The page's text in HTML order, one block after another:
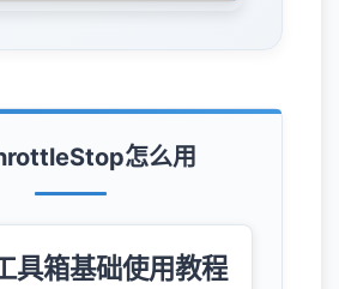
怎么用
具箱基础使用教程